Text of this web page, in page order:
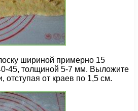
шириной примерно 15
45, толщиной 5-7 мм. Выложите
отступая от краев по 1,5 см.